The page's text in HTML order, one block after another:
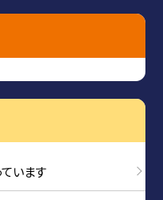
います